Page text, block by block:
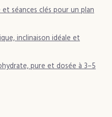
séances clés pour un plan
inclinaison idéale et
pure et dosée à 3–5